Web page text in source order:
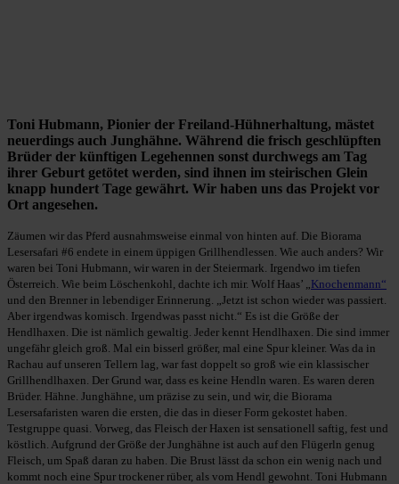
Toni Hubmann, Pionier der Freiland-Hühnerhaltung, mästet
neuerdings auch Junghähne. Während die frisch geschlüpften
Brüder der künftigen Legehennen sonst durchwegs am Tag
ihrer Geburt getötet werden, sind ihnen im steirischen Glein
knapp hundert Tage gewährt. Wir haben uns das Projekt vor
Ort angesehen.
Zäumen wir das Pferd ausnahmsweise einmal von hinten auf. Die Biorama
Lesersafari #6 endete in einem üppigen Grillhendlessen. Wie auch anders? Wir
waren bei Toni Hubmann, wir waren in der Steiermark. Irgendwo im tiefen
Österreich. Wie beim Löschenkohl, dachte ich mir. Wolf Haas’ „ Knochenmann“
und den Brenner in lebendiger Erinnerung. „Jetzt ist schon wieder was passiert.
Aber irgendwas komisch. Irgendwas passt nicht.“ Es ist die Größe der
Hendlhaxen. Die ist nämlich gewaltig. Jeder kennt Hendlhaxen. Die sind immer
ungefähr gleich groß. Mal ein bisserl größer, mal eine Spur kleiner. Was da in
Rachau auf unseren Tellern lag, war fast doppelt so groß wie ein klassischer
Grillhendlhaxen. Der Grund war, dass es keine Hendln waren. Es waren deren
Brüder. Hähne. Junghähne, um präzise zu sein, und wir, die Biorama
Lesersafaristen waren die ersten, die das in dieser Form gekostet haben.
Testgruppe quasi. Vorweg, das Fleisch der Haxen ist sensationell saftig, fest und
köstlich. Aufgrund der Größe der Junghähne ist auch auf den Flügerln genug
Fleisch, um Spaß daran zu haben. Die Brust lässt da schon ein wenig nach und
kommt noch eine Spur trockener rüber, als vom Hendl gewohnt. Toni Hubmann